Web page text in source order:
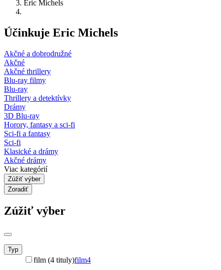
Eric Michels
Účinkuje Eric Michels
Akčné a dobrodružné
Akčné
Akčné thrillery
Blu-ray filmy
Blu-ray
Thrillery a detektívky
Drámy
3D Blu-ray
Horory, fantasy a sci-fi
Sci-fi a fantasy
Sci-fi
Klasické a drámy
Akčné drámy
Viac kategórií
Zúžiť výber
Zoradiť
Zúžiť výber
Typ
film (4 tituly)film4